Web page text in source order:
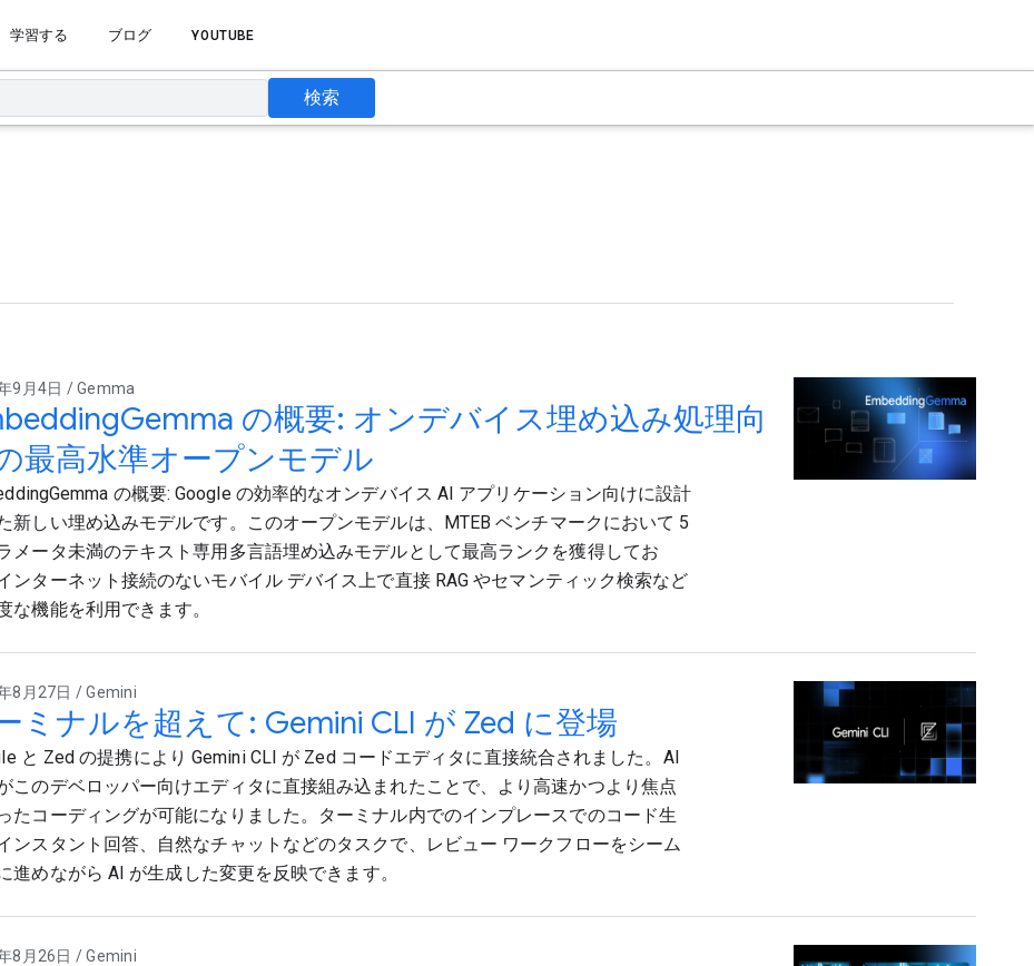
学習する ブログ YOUTUBE
検索
9月4日 / Gemma
の概要: オンデバイス埋め込み処理向
最高水準オープンモデル
の概要: Google の効率的なオンデバイス AI アプリケーション向けに設計
新しい埋め込みモデルです。このオープンモデルは、MTEB ベンチマークにおいて 5
メータ未満のテキスト専用多言語埋め込みモデルとして最高ランクを獲得してお
ンターネット接続のないモバイル デバイス上で直接 RAG やセマンティック検索など
な機能を利用できます。
8月27日 / Gemini
ミナルを超えて: Gemini CLI が Zed に登場
と Zed の提携により Gemini CLI が Zed コードエディタに直接統合されました。AI
このデベロッパー向けエディタに直接組み込まれたことで、より高速かつより焦点
たコーディングが可能になりました。ターミナル内でのインプレースでのコード生
ンスタント回答、自然なチャットなどのタスクで、レビュー ワークフローをシーム
進めながら AI が生成した変更を反映できます。
8月26日 / Gemini